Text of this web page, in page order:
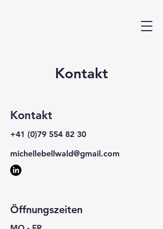
Kontakt
Kontakt
+41 (0)79 554 82 30
michellebellwald@gmail.com
Öffnungszeiten